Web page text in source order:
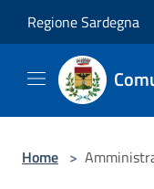
Regione Sardegna
Home >